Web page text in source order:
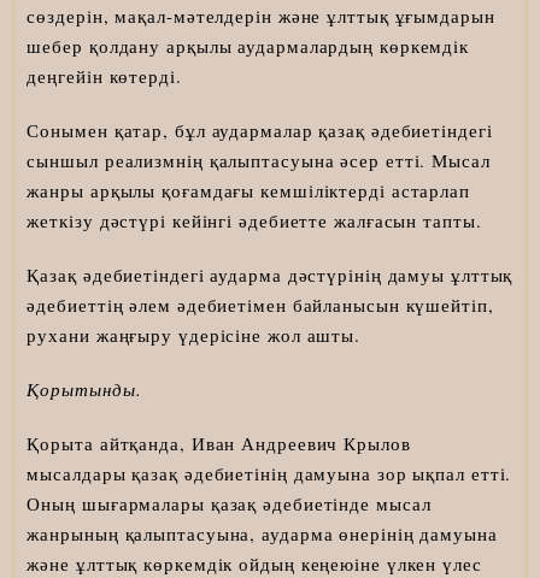
сөздерін, мақал-мәтелдерін және ұлттық ұғымдарын
шебер қолдану арқылы аудармалардың көркемдік
деңгейін көтерді.
Сонымен қатар, бұл аудармалар қазақ әдебиетіндегі
сыншыл реализмнің қалыптасуына әсер етті. Мысал
жанры арқылы қоғамдағы кемшіліктерді астарлап
жеткізу дәстүрі кейінгі әдебиетте жалғасын тапты.
Қазақ әдебиетіндегі аударма дәстүрінің дамуы ұлттық
әдебиеттің әлем әдебиетімен байланысын күшейтіп,
рухани жаңғыру үдерісіне жол ашты.
Қорытынды.
Қорыта айтқанда, Иван Андреевич Крылов
мысалдары қазақ әдебиетінің дамуына зор ықпал етті.
Оның шығармалары қазақ әдебиетінде мысал
жанрының қалыптасуына, аударма өнерінің дамуына
және ұлттық көркемдік ойдың кеңеюіне үлкен үлес